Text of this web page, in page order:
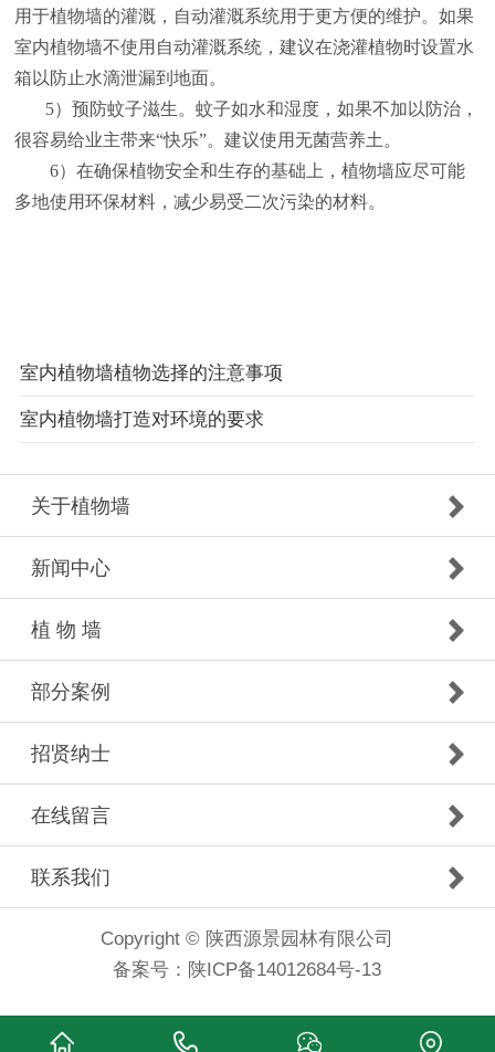
用于植物墙的灌溉，自动灌溉系统用于更方便的维护。如果
室内植物墙不使用自动灌溉系统，建议在浇灌植物时设置水
箱以防止水滴泄漏到地面。
5）预防蚊子滋生。蚊子如水和湿度，如果不加以防治，
很容易给业主带来“快乐”。建议使用无菌营养土。
6）在确保植物安全和生存的基础上，植物墙应尽可能
多地使用环保材料，减少易受二次污染的材料。
室内植物墙植物选择的注意事项
室内植物墙打造对环境的要求
关于植物墙
新闻中心
植 物 墙
部分案例
招贤纳士
在线留言
联系我们
Copyright © 陕西源景园林有限公司
备案号： 陕ICP备14012684号-13